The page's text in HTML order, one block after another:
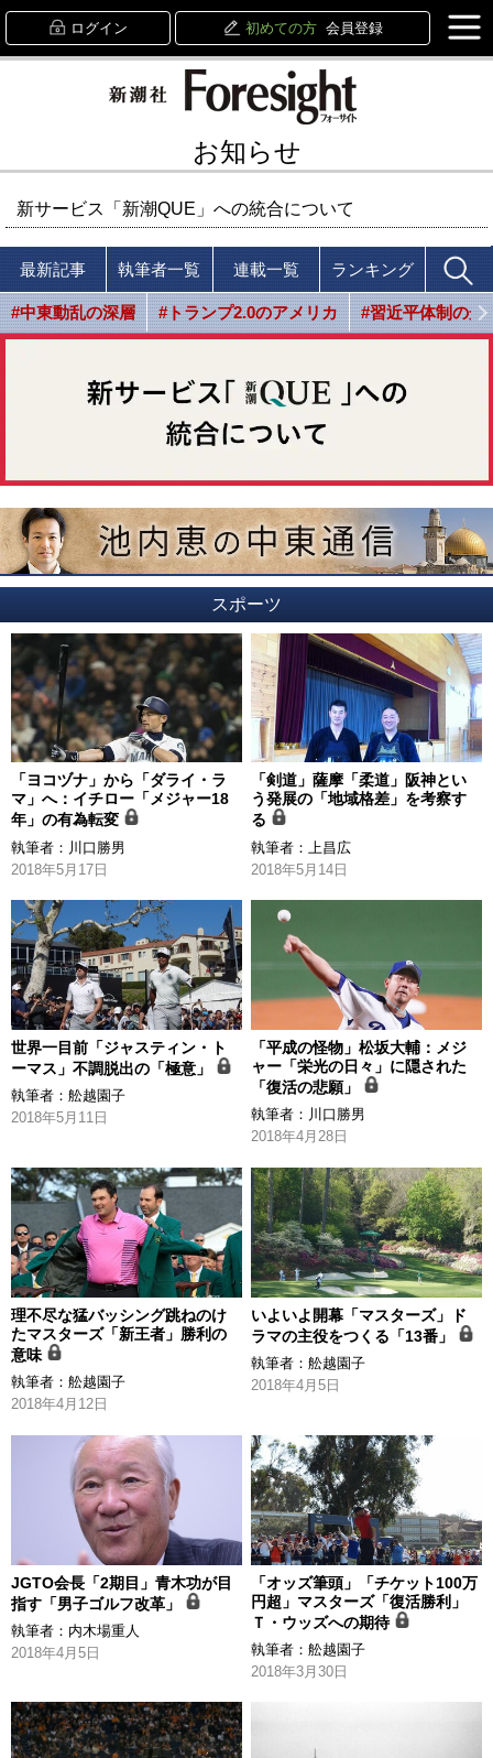
ログイン 初めての方 会員登録
お知らせ
新サービス「新潮QUE」への統合について
最新記事 執筆者一覧 連載一覧 ランキング
#中東動乱の深層 #トランプ2.0のアメリカ #習近平体制の光
スポーツ
「ヨコヅナ」から「ダライ・ラ
マ」へ：イチロー「メジャー18
年」の有為転変
執筆者： 川口勝男
2018年5月17日
「剣道」薩摩「柔道」阪神とい
う発展の「地域格差」を考察す
る
執筆者：
上昌広
2018年5月14日
世界一目前「ジャスティン・ト
ーマス」不調脱出の「極意」
執筆者： 舩越園子
2018年5月11日
「平成の怪物」松坂大輔：メジ
ャー「栄光の日々」に隠された
「復活の悲願」
執筆者： 川口勝男
2018年4月28日
理不尽な猛バッシング跳ねのけ
たマスターズ「新王者」勝利の
意味
執筆者： 舩越園子
2018年4月12日
いよいよ開幕「マスターズ」ド
ラマの主役をつくる「13番」
執筆者：舩越園子
2018年4月5日
JGTO会長「2期目」青木功が目
指す「男子ゴルフ改革」
執筆者： 内木場重人
2018年4月5日
「オッズ筆頭」「チケット100万
円超」マスターズ「復活勝利」
Ｔ・ウッズへの期待
執筆者：舩越園子
2018年3月30日